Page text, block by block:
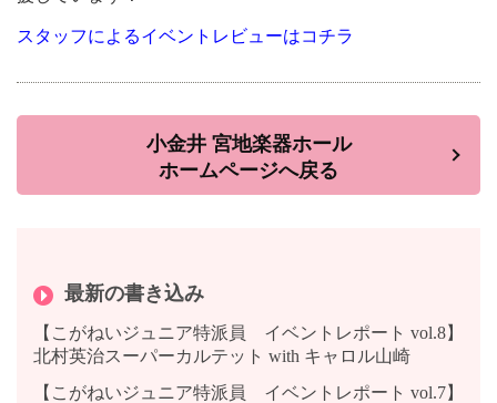
スタッフによるイベントレビューはコチラ
小金井 宮地楽器ホール
ホームページへ戻る
最新の書き込み
【こがねいジュニア特派員 イベントレポート vol.8】
北村英治スーパーカルテット with キャロル山崎
【こがねいジュニア特派員 イベントレポート vol.7】